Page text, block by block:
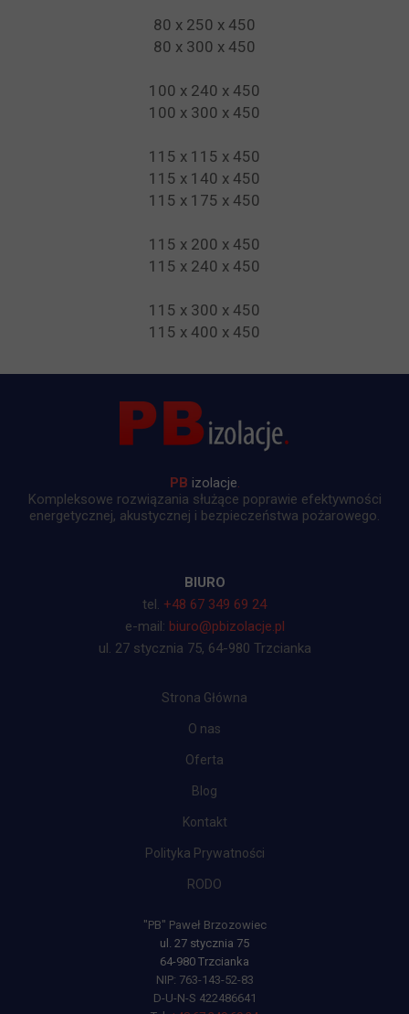
80 x 250 x 450
80 x 300 x 450
100 x 240 x 450
100 x 300 x 450
115 x 115 x 450
115 x 140 x 450
115 x 175 x 450
115 x 200 x 450
115 x 240 x 450
115 x 300 x 450
115 x 400 x 450
BIURO
tel. +48 67 349 69 24
e-mail: biuro@pbizolacje.pl
ul. 27 stycznia 75, 64-980 Trzcianka
PB izolacje.
Kompleksowe rozwiązania służące poprawie efektywności
energetycznej, akustycznej i bezpieczeństwa pożarowego.
Strona Główna
O nas
Oferta
Blog
Kontakt
Polityka Prywatności
RODO
"PB" Paweł Brzozowiec
ul. 27 stycznia 75
64-980 Trzcianka
NIP: 763-143-52-83
D-U-N-S 422486641